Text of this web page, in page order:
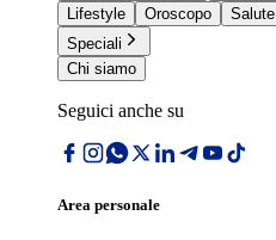
Lifestyle
Oroscopo Salute
Speciali
Chi siamo
Seguici anche su
Area personale